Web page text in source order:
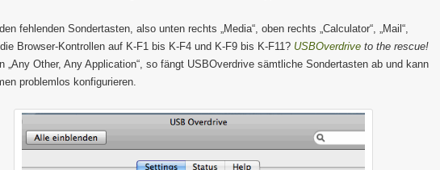
fehlenden Sondertasten, also unten rechts „Media“, oben rechts „Calculator“, „Mail“,
die Browser-Kontrollen auf K-F1 bis K-F4 und K-F9 bis K-F11? USBOverdrive to the rescue!
„Any Other, Any Application“, so fängt USBOverdrive sämtliche Sondertasten ab und kann
problemlos konfigurieren.